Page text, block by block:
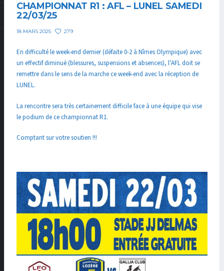
CHAMPIONNAT R1 : AFL – LUNEL SAMEDI
22/03/25
18 MARS 2025 279
En difficulté le week-end dernier (défaite 0-2 à Nîmes Olympique) avec
un effectif diminué (blessures, suspensions et absences), l’AFL doit se
remettre dans le sens de la marche ce week-end avec la réception de
LUNEL.
La rencontre sera très certainement difficile face à une équipe qui vise
le podium de ce championnat R1.
Comptant sur votre soutien !!!